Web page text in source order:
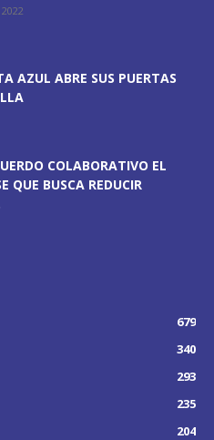
AZUL ABRE SUS PUERTAS
COLABORATIVO EL
QUE BUSCA REDUCIR
679
340
293
235
204